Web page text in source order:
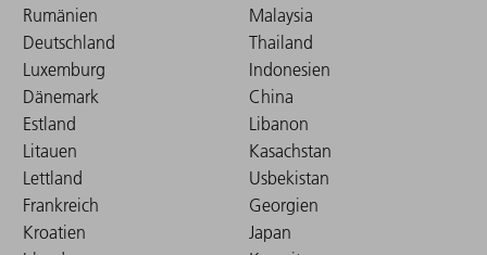
Rumänien
Deutschland
Luxemburg
Dänemark
Estland
Litauen
Lettland
Frankreich
Kroatien
Malaysia
Thailand
Indonesien
China
Libanon
Kasachstan
Usbekistan
Georgien
Japan